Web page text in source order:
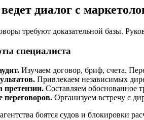
диалог с
требуют доказательной базы.
специалиста
Изучаем договор, бриф, счета.
Привлекаем независимых
претензии. Составляем обоснованное
переговоров. Организуем встречу с
боятся судов и блокировки